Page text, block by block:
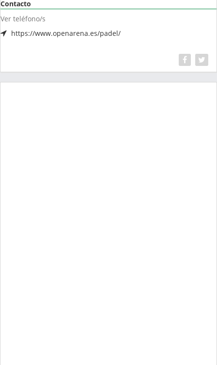
Contacto
Ver teléfono/s
https://www.openarena.es/padel/